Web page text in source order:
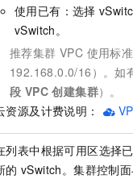
使用已有：选择
vSwitch。
推荐集群 VPC 使用标
192.168.0.0/16）。如
段 VPC 创建集群）。
资源及计费说明：
列表中根据可用区选择
的 vSwitch。集群控制